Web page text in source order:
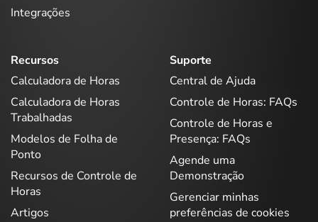
Integrações
Recursos
Calculadora de Horas
Calculadora de Horas
Trabalhadas
Modelos de Folha de
Ponto
Recursos de Controle de
Horas
Artigos
Suporte
Central de Ajuda
Controle de Horas: FAQs
Controle de Horas e
Presença: FAQs
Agende uma
Demonstração
Gerenciar minhas
preferências de cookies